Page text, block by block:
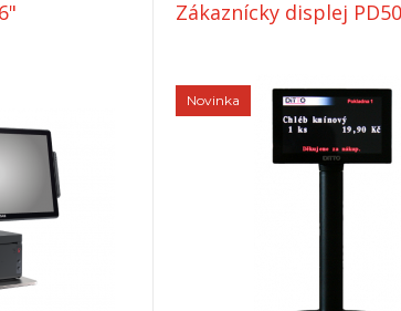
Zákaznícky displej
Novinka